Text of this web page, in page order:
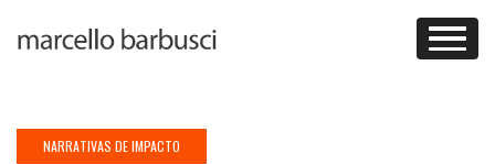
NARRATIVAS DE IMPACTO